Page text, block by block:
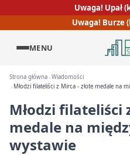
Uwaga! Upał
Uwaga! Burze
MENU
Strona główna Wiadomości
Młodzi filateliści z Mirca - złote medale na
Młodzi filateliści
medale na
wystawie